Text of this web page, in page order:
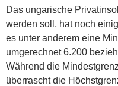
Das ungarische
werden soll, hat noch
es unter anderem eine
umgerechnet 6.200
Während die
überrascht die